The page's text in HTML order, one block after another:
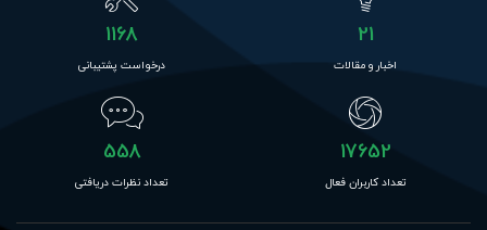
21
اخبار و مقالات
1168
درخواست پشتیبانی
17652
تعداد کاربران فعال
558
تعداد نظرات دریافتی